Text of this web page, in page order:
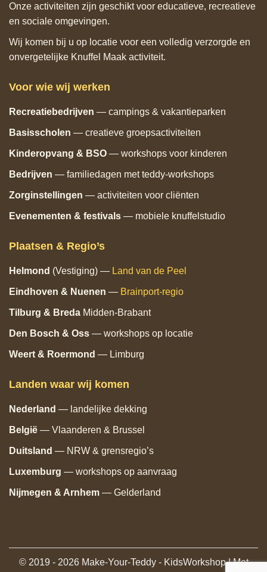
Onze activiteiten zijn geschikt voor educatieve, recreatieve
en sociale omgevingen.
Wij komen bij u op locatie voor een volledig verzorgde en
onvergetelijke Knuffel Maak activiteit.
Voor wie wij werken
Recreatiebedrijven — campings & vakantieparken
Basisscholen — creatieve groepsactiviteiten
Kinderopvang & BSO — workshops voor kinderen
Bedrijven — familiedagen met teddy‑workshops
Zorginstellingen — activiteiten voor cliënten
Evenementen & festivals — mobiele knuffelstudio
Plaatsen & Regio’s
Helmond (Vestiging) — Land van de Peel
Eindhoven & Nuenen — Brainport‑regio
Tilburg & Breda Midden‑Brabant
Den Bosch & Oss — workshops op locatie
Weert & Roermond — Limburg
Landen waar wij komen
Nederland — landelijke dekking
België — Vlaanderen & Brussel
Duitsland — NRW & grensregio’s
Luxemburg — workshops op aanvraag
Nijmegen & Arnhem — Gelderland
© 2019 - 2026 Make-Your-Teddy - KidsWorkshop | Met